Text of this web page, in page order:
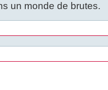
un monde de brutes.